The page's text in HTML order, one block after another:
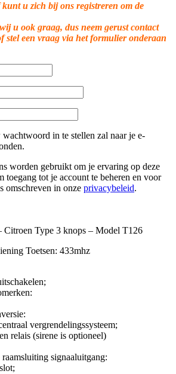
u zich bij ons registreren om de
u ook graag, dus neem gerust contact
stel een vraag via het formulier onderaan
in te stellen zal naar je e-
worden gebruikt om je ervaring op deze
toegang tot je account te beheren en voor
omschreven in onze privacybeleid.
Citroen Type 3 knops – Model T126
Toetsen: 433mhz
vergrendelingssysteem;
relais (sirene is optioneel)
signaaluitgang: